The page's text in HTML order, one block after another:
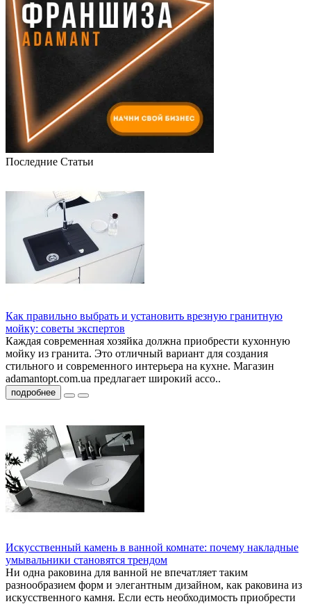
Последние Статьи
Как правильно выбрать и установить врезную гранитную
мойку: советы экспертов
Каждая современная хозяйка должна приобрести кухонную
мойку из гранита. Это отличный вариант для создания
стильного и современного интерьера на кухне. Магазин
adamantopt.com.ua предлагает широкий ассо..
подробнее
Искусственный камень в ванной комнате: почему накладные
умывальники становятся трендом
Ни одна раковина для ванной не впечатляет таким
разнообразием форм и элегантным дизайном, как раковина из
искусственного камня. Если есть необходимость приобрести